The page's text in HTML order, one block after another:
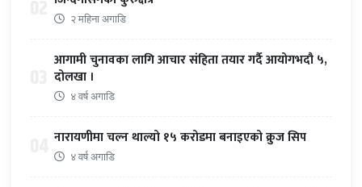
२ महिना अगाडि
आगामी चुनावका लागि आचार संहिता तयार गर्दै आयोगभदौ ५,
दोलखा ।
४ वर्ष अगाडि
नारायणीमा चल्न थाल्यो १५ करोडमा बनाइएको क्रुज सिप
४ वर्ष अगाडि